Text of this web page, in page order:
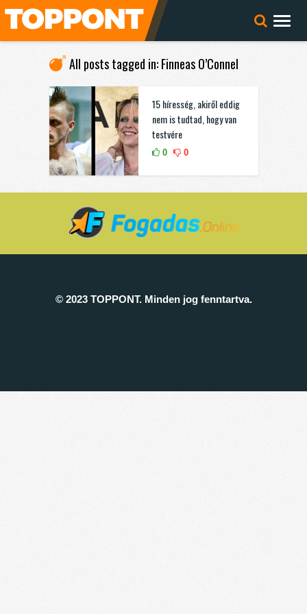
All posts tagged in: Finneas O’Connel
15 híresség, akiről eddig
nem is tudtad, hogy van
testvére
0 0
© 2023 TOPPONT. Minden jog fenntartva.